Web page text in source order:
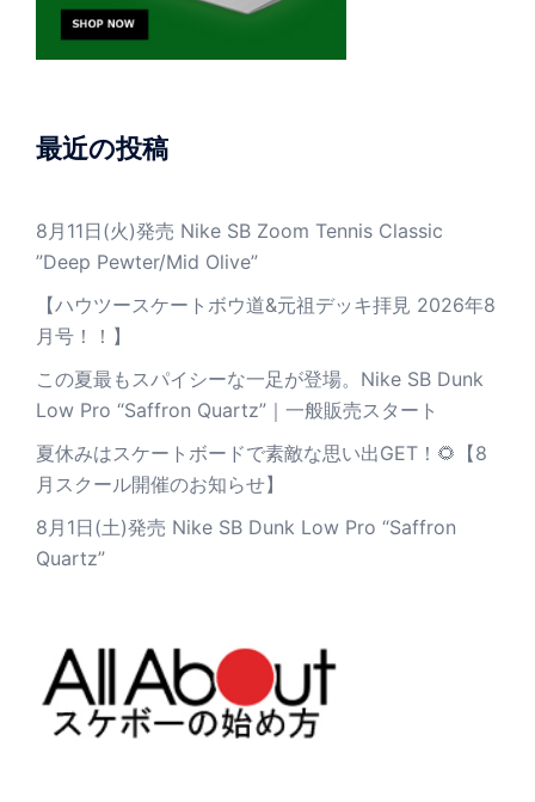
最近の投稿
8月11日(火)発売 Nike SB Zoom Tennis Classic
”Deep Pewter/Mid Olive”
【ハウツースケートボウ道&元祖デッキ拝見 2026年8
月号！！】
この夏最もスパイシーな一足が登場。Nike SB Dunk
Low Pro “Saffron Quartz”｜一般販売スタート
夏休みはスケートボードで素敵な思い出GET！🌻【8
月スクール開催のお知らせ】
8月1日(土)発売 Nike SB Dunk Low Pro “Saffron
Quartz”